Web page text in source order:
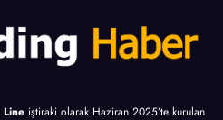
Line iştiraki olarak Haziran 2025’te kurulan